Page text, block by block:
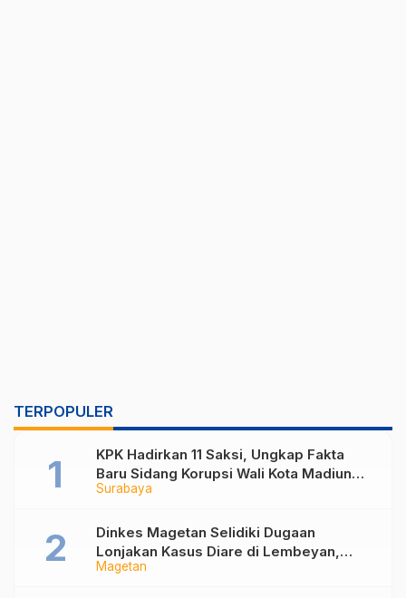
TERPOPULER
Surabaya
KPK Hadirkan 11 Saksi, Ungkap Fakta
Baru Sidang Korupsi Wali Kota Madiun
Nonaktif Maidi
Magetan
Dinkes Magetan Selidiki Dugaan
Lonjakan Kasus Diare di Lembeyan,
Lakukan Penyelidikan Epidemiologi